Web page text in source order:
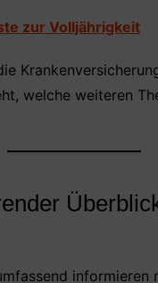
zur Volljährigkeit
welche weiteren
informieren